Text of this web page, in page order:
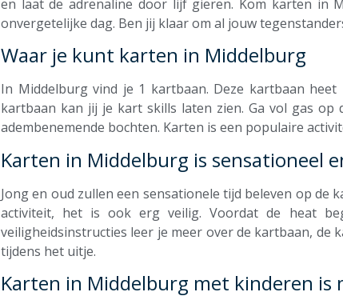
en laat de adrenaline door lijf gieren. Kom karten in
onvergetelijke dag. Ben jij klaar om al jouw
Waar je kunt karten in Middelburg
In Middelburg vind je 1 kartbaan. Deze kartbaan heet
kartbaan kan jij je kart skills laten zien. Ga vol gas
adembenemende bochten. Karten is een populaire
Karten in Middelburg is sensationeel
Jong en oud zullen een sensationele tijd beleven op
activiteit, het is ook erg veilig. Voordat de heat
veiligheidsinstructies leer je meer over de kartbaan, de
tijdens het uitje.
Karten in Middelburg met kinderen is